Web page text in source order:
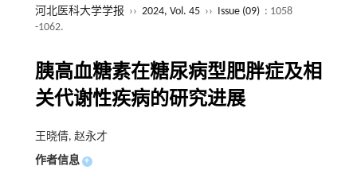
河北医科大学学报 ›› 2024, Vol. 45 ›› Issue (09) : 1058
-1062.
胰高血糖素在糖尿病型肥胖症及相
关代谢性疾病的研究进展
王晓倩, 赵永才
作者信息 +